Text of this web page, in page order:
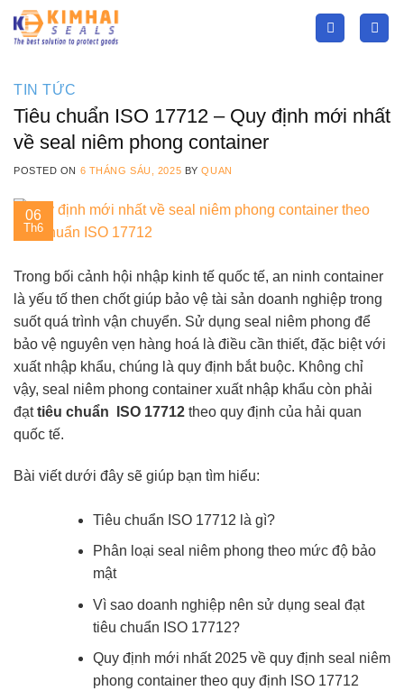
Skip
TIN TỨC
Tiêu chuẩn ISO 17712 – Quy định mới nhất
về seal niêm phong container
POSTED ON 6 THÁNG SÁU, 2025 BYQUAN
06
Th6
Trong bối cảnh hội nhập kinh tế quốc tế, an ninh container
là yếu tố then chốt giúp bảo vệ tài sản doanh nghiệp trong
suốt quá trình vận chuyển. Sử dụng seal niêm phong để
bảo vệ nguyên vẹn hàng hoá là điều cần thiết, đặc biệt với
xuất nhập khẩu, chúng là quy định bắt buộc. Không chỉ
vậy, seal niêm phong container xuất nhập khẩu còn phải
đạttiêu chuẩn ISO 17712 theo quy định của hải quan
quốc tế.
Bài viết dưới đây sẽ giúp bạn tìm hiểu:
Tiêu chuẩn ISO 17712 là gì?
Phân loại seal niêm phong theo mức độ bảo
mật
Vì sao doanh nghiệp nên sử dụng seal đạt
tiêu chuẩn ISO 17712?
Quy định mới nhất 2025 về quy định seal niêm
phong container theo quy định ISO 17712